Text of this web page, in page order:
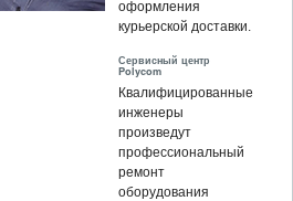
оформления
курьерской доставки.
Сервисный центр
Polycom
Квалифицированные
инженеры
произведут
профессиональный
ремонт
оборудования